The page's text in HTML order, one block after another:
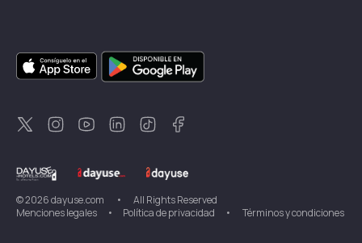
DayuseSingapur
DayuseSuecia
DayuseTailandia
DayuseNueva Zelanda
DayuseTurquía
©2026dayuse.com •
All Rights Reserved
Menciones legales
• Política de privacidad • Términos y condiciones